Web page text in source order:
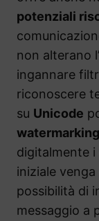
potenziali
non alterano
ingannare
riconoscere
su Unicode
watermarking
digitalmente i
iniziale
possibilità di
messaggio a